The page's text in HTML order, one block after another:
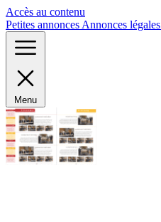
Accès au contenu
Petites annonces Annonces légales
Menu
Panneau de gestion des cookies